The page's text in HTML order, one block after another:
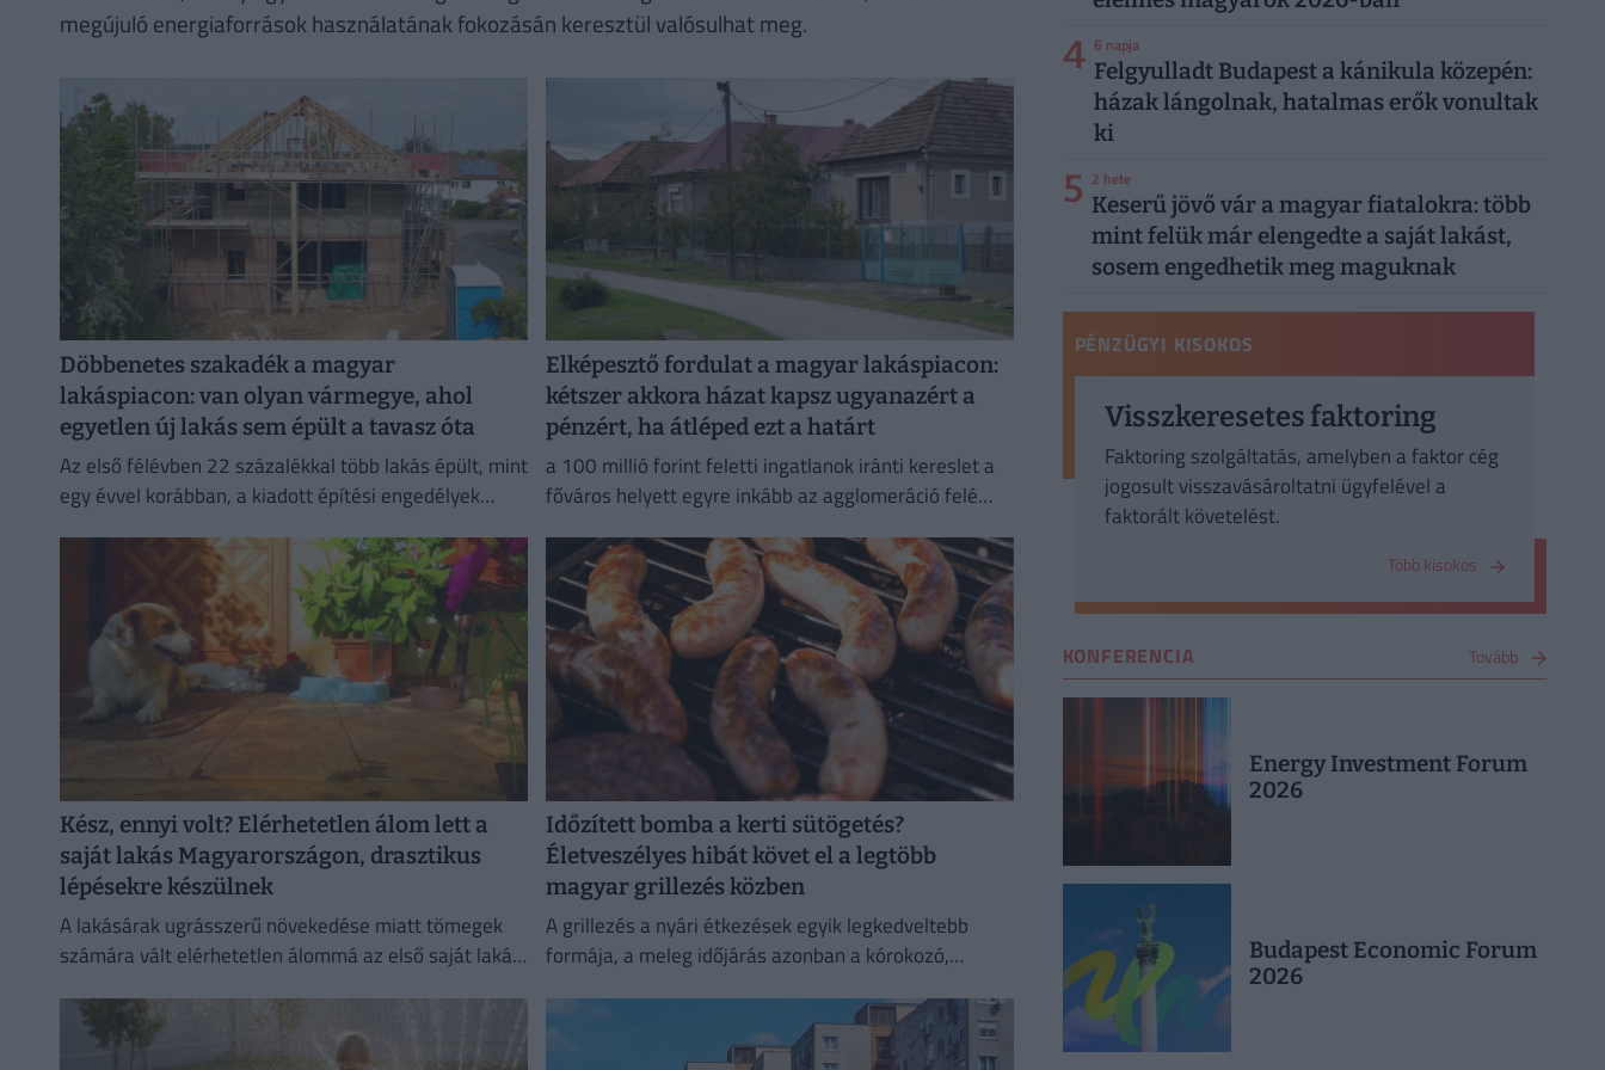
megújuló energiaforrások használatának fokozásán keresztül valósulhat meg.
Döbbenetes szakadék a magyar
lakáspiacon: van olyan vármegye, ahol
egyetlen új lakás sem épült a tavasz óta
Az első félévben 22 százalékkal több lakás épült, mint
egy évvel korábban, a kiadott építési engedélyek
Elképesztő fordulat a magyar lakáspiacon:
kétszer akkora házat kapsz ugyanazért a
pénzért, ha átléped ezt a határt
a 100 millió forint feletti ingatlanok iránti kereslet a
főváros helyett egyre inkább az agglomeráció felé
Kész, ennyi volt? Elérhetetlen álom lett a
saját lakás Magyarországon, drasztikus
lépésekre készülnek
A lakásárak ugrásszerű növekedése miatt tömegek
számára vált elérhetetlen álommá az első saját lakás
Időzített bomba a kerti sütögetés?
Életveszélyes hibát követ el a legtöbb
magyar grillezés közben
A grillezés a nyári étkezések egyik legkedveltebb
formája, a meleg időjárás azonban a kórokozó,
is kedvez.
4 6 napja
Felgyulladt Budapest a kánikula közepén:
házak lángolnak, hatalmas erők vonultak
ki
5 2 hete
Keserű jövő vár a magyar fiatalokra: több
mint felük már elengedte a saját lakást,
sosem engedhetik meg maguknak
PÉNZÜGYI KISOKOS
Visszkeresetes faktoring
Faktoring szolgáltatás, amelyben a faktor cég
jogosult visszavásároltatni ügyfelével a
faktorált követelést.
Több kisokos
KONFERENCIA Tovább
Energy Investment Forum
2026
Budapest Economic Forum
2026